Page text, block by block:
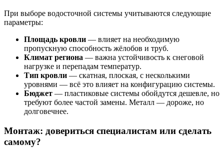
При выборе водосточной системы учитываются следующие
параметры:
Площадь кровли — влияет на необходимую
пропускную способность жёлобов и труб.
Климат региона — важна устойчивость к снеговой
нагрузке и перепадам температур.
Тип кровли — скатная, плоская, с несколькими
уровнями — всё это влияет на конфигурацию системы.
Бюджет — пластиковые системы обойдутся дешевле, но
требуют более частой замены. Металл — дороже, но
долговечнее.
Монтаж: довериться специалистам или сделать
самому?